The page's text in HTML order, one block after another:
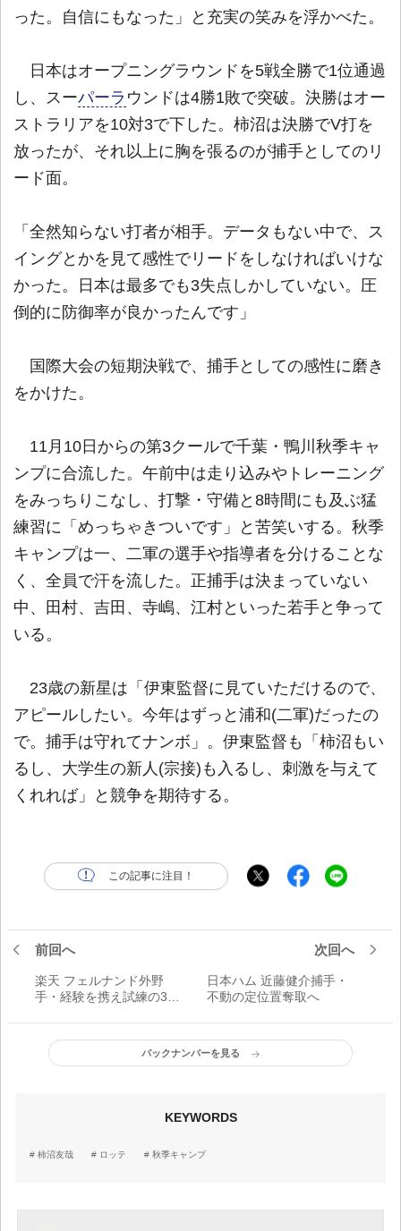
った。自信にもなった」と充実の笑みを浮かべた。
日本はオープニングラウンドを5戦全勝で1位通過
し、スーパーラ ウンドは4勝1敗で突破。決勝はオー
ストラリアを10対3で下した。柿沼は決勝でV打を
放ったが、それ以上に胸を張るのが捕手としてのリ
ード面。
「全然知らない打者が相手。データもない中で、ス
イングとかを見て感性でリードをしなければいけな
かった。日本は最多でも3失点しかしていない。圧
倒的に防御率が良かったんです」
国際大会の短期決戦で、捕手としての感性に磨き
をかけた。
11月10日からの第3クールで千葉・鴨川秋季キャ
ンプに合流した。午前中は走り込みやトレーニング
をみっちりこなし、打撃・守備と8時間にも及ぶ猛
練習に「めっちゃきついです」と苦笑いする。秋季
キャンプは一、二軍の選手や指導者を分けることな
く、全員で汗を流した。正捕手は決まっていない
中、田村、吉田、寺嶋、江村といった若手と争って
いる。
23歳の新星は「伊東監督に見ていただけるので、
アピールしたい。今年はずっと浦和(二軍)だったの
で。捕手は守れてナンボ」。伊東監督も「柿沼もい
るし、大学生の新人(宗接)も入るし、刺激を与えて
くれれば」と競争を期待する。
この記事に注目！
前回へ
楽天 フェルナンド外野
手・経験を携え試練の3年
次回へ
日本ハム 近藤健介捕手・
不動の定位置奪取へ
バックナンバーを見る
KEYWORDS
柿沼友哉 ロッテ 秋季キャンプ